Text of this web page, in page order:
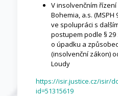
V insolvenčním řízení
Bohemia, a.s. (MSPH
ve spolupráci s
postupem podle § 29
o úpadku a
(insolvenční zákon)
Loudy
https://isir.justice.cz/isir/
id=51315619